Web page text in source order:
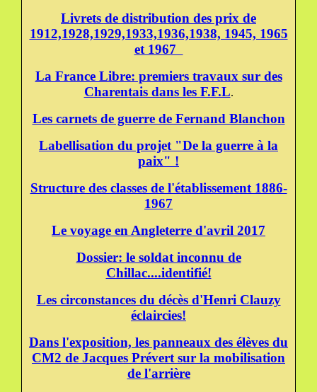
Livrets de distribution des prix de
1912,1928,1929,1933,1936,1938, 1945, 1965
et 1967
La France Libre: premiers travaux sur des
Charentais dans les F.F.L.
Les carnets de guerre de Fernand Blanchon
Labellisation du projet "De la guerre à la
paix" !
Structure des classes de l'établissement 1886-
1967
Le voyage en Angleterre d'avril 2017
Dossier: le soldat inconnu de
Chillac....identifié!
Les circonstances du décès d'Henri Clauzy
éclaircies!
Dans l'exposition, les panneaux des élèves du
CM2 de Jacques Prévert sur la mobilisation
de l'arrière